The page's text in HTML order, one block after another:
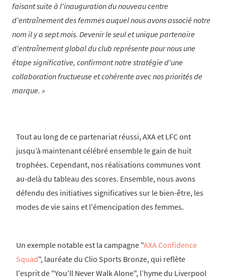
faisant suite à l'inauguration du nouveau centre
d'entraînement des femmes auquel nous avons associé notre
nom il y a sept mois. Devenir le seul et unique partenaire
d'entraînement global du club représente pour nous une
étape significative, confirmant notre stratégie d'une
collaboration fructueuse et cohérente avec nos priorités de
marque.
Tout au long de ce partenariat réussi, AXA et LFC ont
jusqu’à maintenant célébré ensemble le gain de huit
trophées. Cependant, nos réalisations communes vont
au-delà du tableau des scores. Ensemble, nous avons
défendu des initiatives significatives sur le bien-être, les
modes de vie sains et l'émencipation des femmes.
Un exemple notable est la campagne "AXA Confidence
Squad", lauréate du Clio Sports Bronze, qui reflète
l'esprit de "You'll Never Walk Alone", l’hyme du Liverpool